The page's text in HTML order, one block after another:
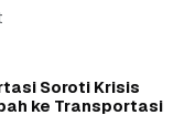
Soroti Krisis
ke Transportasi